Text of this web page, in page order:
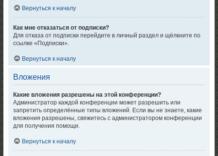
Вернуться к началу
Как мне отказаться от подписки?
Для отказа от подписки перейдите в личный раздел и щёлкните по
ссылке «Подписки».
Вернуться к началу
Вложения
Какие вложения разрешены на этой конференции?
Администратор каждой конференции может разрешить или
запретить определённые типы вложений. Если вы не знаете, какие
вложения разрешены, свяжитесь с администратором конференции
для получения помощи.
Вернуться к началу